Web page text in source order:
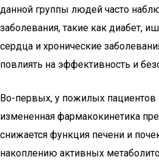
данной группы людей часто
заболевания, такие как диабет,
сердца и хронические
повлиять на эффективность и
Во-первых, у пожилых
измененная фармакокинетика
снижается функция печени и
накоплению активных